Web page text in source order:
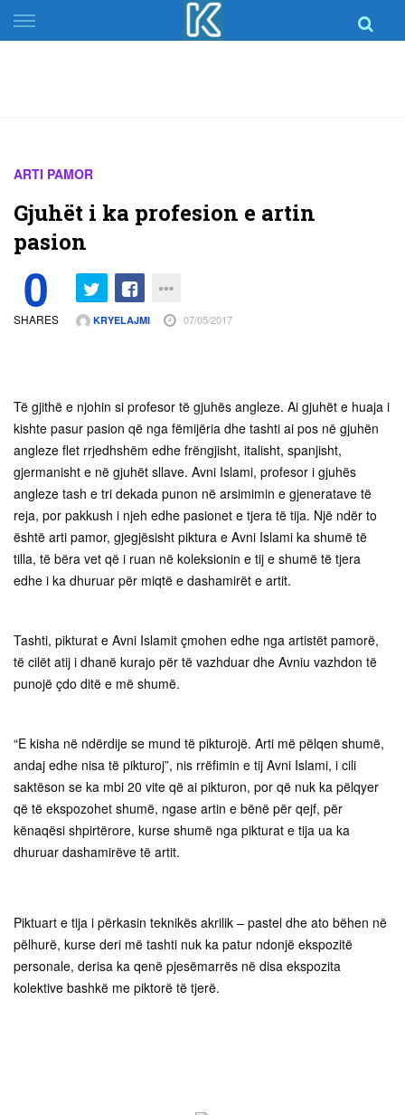
Skip
to
ARTI PAMOR
Gjuhët i ka profesion e artin
pasion
0
SHARES KRYELAJMI 07/05/2017
Të gjithë e njohin si profesor të gjuhës angleze. Ai gjuhët e huaja i
kishte pasur pasion që nga fëmijëria dhe tashti ai pos në gjuhën
angleze flet rrjedhshëm edhe frëngjisht, italisht, spanjisht,
gjermanisht e në gjuhët sllave. Avni Islami, profesor i gjuhës
angleze tash e tri dekada punon në arsimimin e gjeneratave të
reja, por pakkush i njeh edhe pasionet e tjera të tija. Një ndër to
është arti pamor, gjegjësisht piktura e Avni Islami ka shumë të
tilla, të bëra vet që i ruan në koleksionin e tij e shumë të tjera
edhe i ka dhuruar për miqtë e dashamirët e artit.
Tashti, pikturat e Avni Islamit çmohen edhe nga artistët pamorë,
të cilët atij i dhanë kurajo për të vazhduar dhe Avniu vazhdon të
punojë çdo ditë e më shumë.
“E kisha në ndërdije se mund të pikturojë. Arti më pëlqen shumë,
andaj edhe nisa të pikturoj”, nis rrëfimin e tij Avni Islami, i cili
saktëson se ka mbi 20 vite që ai pikturon, por që nuk ka pëlqyer
që të ekspozohet shumë, ngase artin e bënë për qejf, për
kënaqësi shpirtërore, kurse shumë nga pikturat e tija ua ka
dhuruar dashamirëve të artit.
Piktuart e tija i përkasin teknikës akrilik – pastel dhe ato bëhen në
pëlhurë, kurse deri më tashti nuk ka patur ndonjë ekspozitë
personale, derisa ka qenë pjesëmarrës në disa ekspozita
kolektive bashkë me piktorë të tjerë.